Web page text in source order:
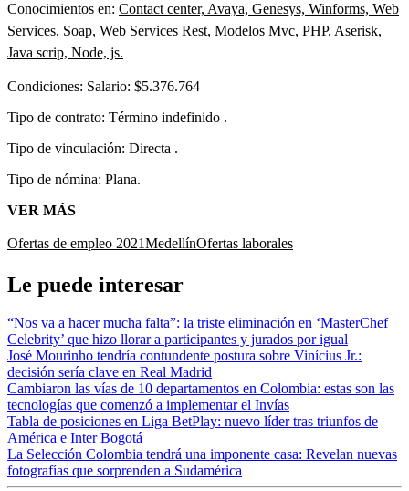
Conocimientos en: Contact center, Avaya, Genesys, Winforms, Web
Services, Soap, Web Services Rest, Modelos Mvc, PHP, Aserisk,
Java scrip, Node, js.
Condiciones: Salario: $5.376.764
Tipo de contrato: Término indefinido .
Tipo de vinculación: Directa .
Tipo de nómina: Plana.
VER MÁS
Ofertas de empleo 2021MedellínOfertas laborales
Le puede interesar
“Nos va a hacer mucha falta”: la triste eliminación en ‘MasterChef
Celebrity’ que hizo llorar a participantes y jurados por igual
José Mourinho tendría contundente postura sobre Vinícius Jr.:
decisión sería clave en Real Madrid
Cambiaron las vías de 10 departamentos en Colombia: estas son las
tecnologías que comenzó a implementar el Invías
Tabla de posiciones en Liga BetPlay: nuevo líder tras triunfos de
América e Inter Bogotá
La Selección Colombia tendrá una imponente casa: Revelan nuevas
fotografías que sorprenden a Sudamérica